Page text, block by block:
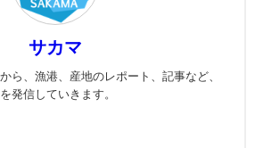
サカマ
ら、漁港、産地のレポート、記事など、
発信していきます。